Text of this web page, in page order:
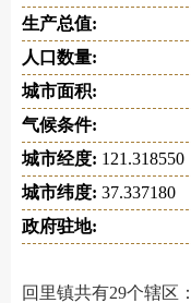
生产总值:
人口数量:
城市面积:
气候条件:
城市经度: 121.318550
城市纬度: 37.337180
政府驻地:
回里镇共有29个辖区：